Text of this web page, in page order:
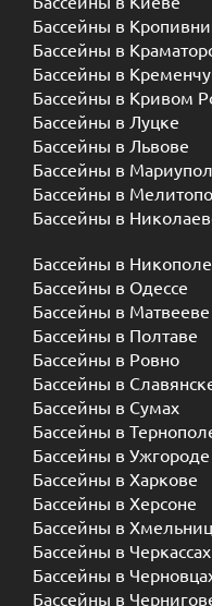
Бассейны в
Бассейны в
Бассейны в
Бассейны в Кривом
Бассейны в Луцке
Бассейны в Львове
Бассейны в
Бассейны в
Бассейны в
Бассейны в Никополе
Бассейны в Одессе
Бассейны в Матвееве
Бассейны в Полтаве
Бассейны в Ровно
Бассейны в
Бассейны в Сумах
Бассейны в
Бассейны в Ужгороде
Бассейны в Харкове
Бассейны в Херсоне
Бассейны в
Бассейны в Черкассах
Бассейны в
Бассейны в